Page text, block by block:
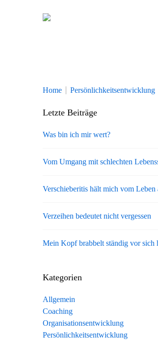
Home Persönlichkeitsentwicklung
Letzte Beiträge
Was bin ich mir wert?
Vom Umgang mit schlechten
Verschieberitis hält mich vom Leben
Verzeihen bedeutet nicht vergessen
Mein Kopf brabbelt ständig vor sich
Kategorien
Allgemein
Coaching
Organisationsentwicklung
Persönlichkeitsentwicklung